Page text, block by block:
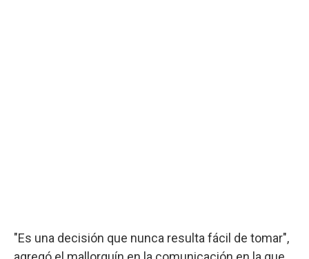
"Es una decisión que nunca resulta fácil de tomar",